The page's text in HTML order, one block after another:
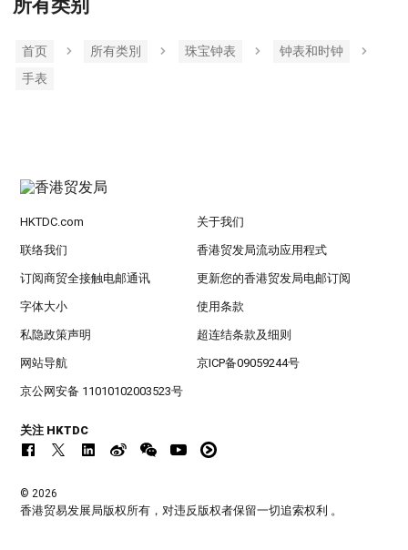
所有类别
首页 所有类別 珠宝钟表
钟表和时钟
手表
HKTDC.com 关于我们
联络我们 香港贸发局流动应用程式
订阅商贸全接触电邮通讯 更新您的香港贸发局电邮订阅
字体大小 使用条款
私隐政策声明 超连结条款及细则
网站导航 京ICP备09059244号
京公网安备 11010102003523号
关注 HKTDC
© 2026
香港贸易发展局版权所有，对违反版权者保留一切追索权利 。